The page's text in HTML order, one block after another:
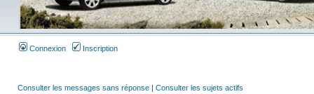
Connexion Inscription
Consulter les messages sans réponse | Consulter les sujets actifs